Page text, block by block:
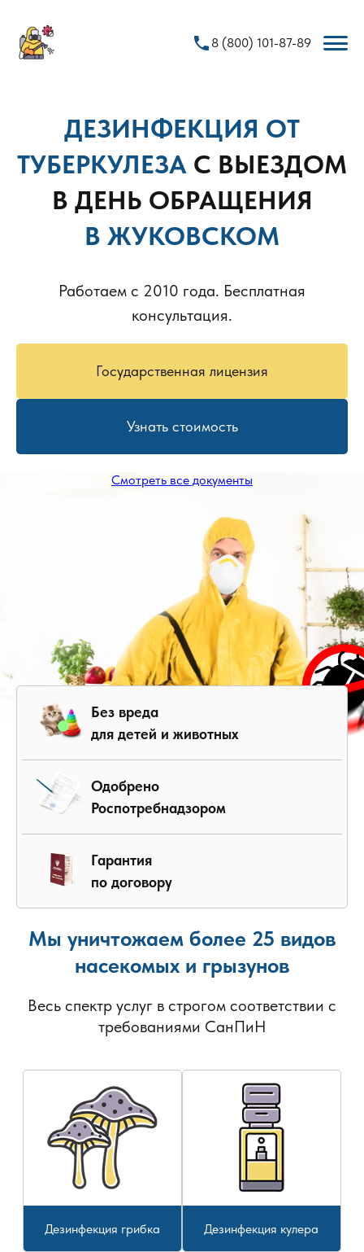
phone 8 (800) 101-87-89
ДЕЗИНФЕКЦИЯ ОТ
ТУБЕРКУЛЕЗА С ВЫЕЗДОМ
В ДЕНЬ ОБРАЩЕНИЯ
В ЖУКОВСКОМ
Работаем с 2010 года. Бесплатная
консультация.
Государственная лицензия
Узнать стоимость
Смотреть все документы
Без вреда
для детей и животных
Одобрено
Роспотребнадзором
Гарантия
по договору
Мы уничтожаем более 25 видов
насекомых и грызунов
Весь спектр услуг в строгом соответствии с
требованиями СанПиН
Дезинфекция грибка Дезинфекция кулера